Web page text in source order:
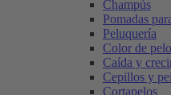
Champús
Pomadas
Peluquería
Color de pelo
Caída y
Cepillos y
Cortapelos